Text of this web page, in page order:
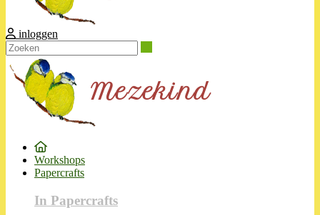
inloggen
Workshops
Papercrafts
In Papercrafts